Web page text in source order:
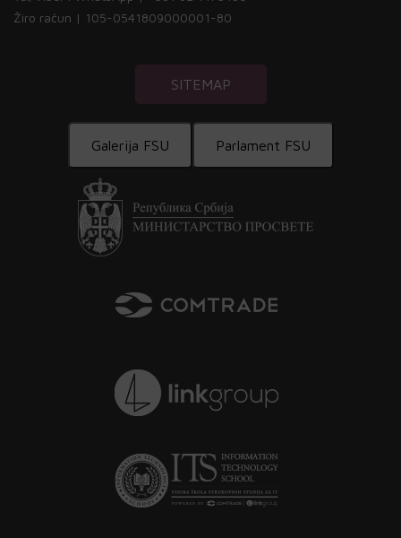
Žiro račun | 105-0541809000001-80
SITEMAP
Galerija FSU Parlament FSU